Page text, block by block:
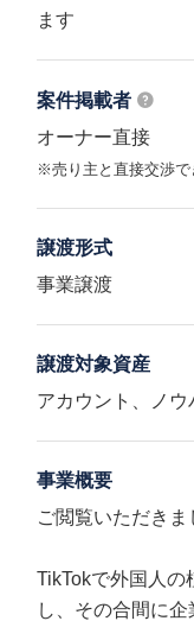
ます
案件掲載者
オーナー直接
※売り主と直接交渉で
譲渡形式
事業譲渡
譲渡対象資産
アカウント、ノウ
事業概要
ご閲覧いただきま
TikTokで外国人
し、その合間に